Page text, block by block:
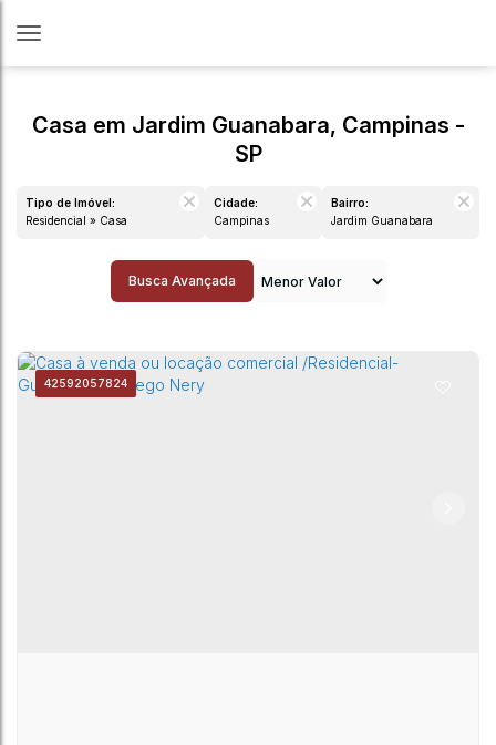
Casa em Jardim Guanabara, Campinas -
SP
Tipo de Imóvel:
Residencial » Casa
Cidade:
Campinas
Bairro:
Jardim Guanabara
Busca Avançada
42592057824